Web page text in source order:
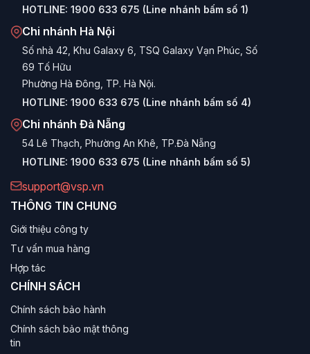
HOTLINE: 1900 633 675 (Line nhánh bấm số 1)
Chi nhánh Hà Nội
Số nhà 42, Khu Galaxy 6, TSQ Galaxy Vạn Phúc, Số
69 Tố Hữu
Phường Hà Đông, TP. Hà Nội.
HOTLINE: 1900 633 675 (Line nhánh bấm số 4)
Chi nhánh Đà Nẵng
54 Lê Thạch, Phường An Khê, TP.Đà Nẵng
HOTLINE: 1900 633 675 (Line nhánh bấm số 5)
support@vsp.vn
THÔNG TIN CHUNG
Giới thiệu công ty
Tư vấn mua hàng
Hợp tác
CHÍNH SÁCH
Chính sách bảo hành
Chính sách bảo mật thông
tin